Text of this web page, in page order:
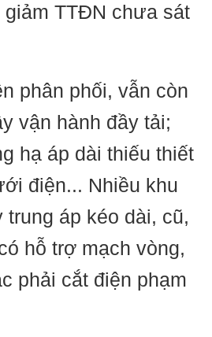
TTĐN chưa sát
phân phối, vẫn còn
vận hành đầy tải;
hạ áp dài thiếu thiết
điện... Nhiều khu
áp kéo dài, cũ,
hỗ trợ mạch vòng,
phải cắt điện phạm